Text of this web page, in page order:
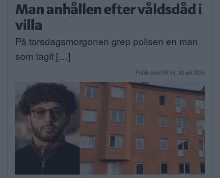
Man anhållen efter våldsdåd i
villa
På torsdagsmorgonen grep polisen en man
som tagit […]
Publicerad 09:53, 30 juli 2026